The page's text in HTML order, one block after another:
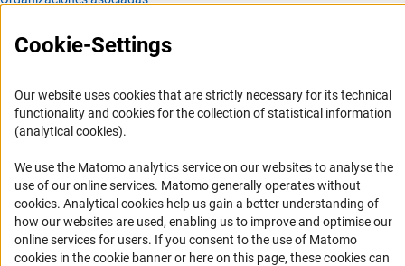
Contacto
1. Cooperación con investigadores alemanes
Chamadas abertas e Informes para Cientistas
Newsletter
Suscríbase a nuestro boletín de noticias
Cookie-Settings
Our website uses cookies that are strictly necessary for its technical
functionality and cookies for the collection of statistical information
(analytical cookies).
We use the Matomo analytics service on our websites to analyse the
use of our online services. Matomo generally operates without
cookies(Anc
. Analytical cookies help us gain a better understanding of
how our websites are used, enabling us to improve and optimise our
online services for users. If you consent to the use of Matomo
cookies in the cookie banner or here on this page, these cookies can